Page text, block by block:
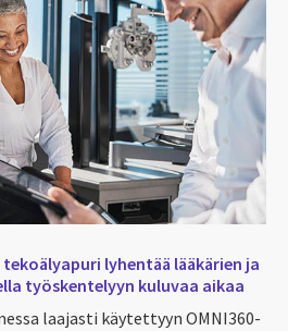
tekoälyapuri lyhentää lääkärien ja
työskentelyyn kuluvaa aikaa
laajasti käytettyyn OMNI360-